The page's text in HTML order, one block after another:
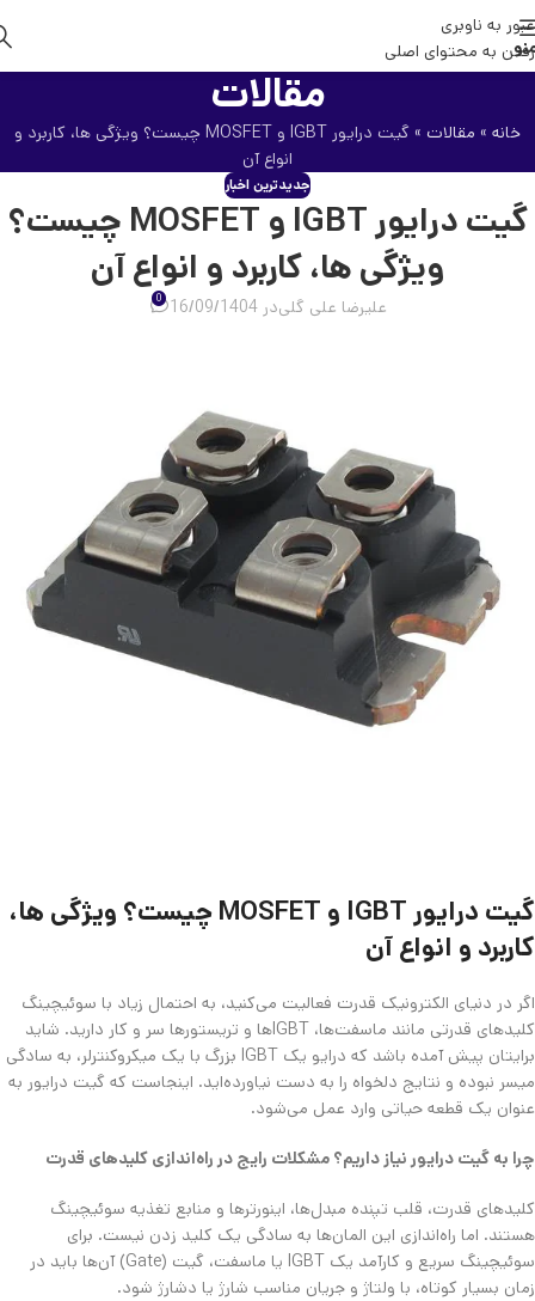
عبور به ناوبری
رفتن به محتوای اصلی
مقالات
خانه » مقالات »
گیت درایور IGBT و MOSFET چیست؟ ویژگی ها، کاربرد و
انواع آن
جدیدترین اخبار
گیت درایور IGBT و MOSFET چیست؟
ویژگی ها، کاربرد و انواع آن
علیرضا علی گلیدر 16/09/1404 0
گیت درایور IGBT و MOSFET چیست؟ ویژگی ها،
کاربرد و انواع آن
اگر در دنیای الکترونیک قدرت فعالیت می‌کنید، به احتمال زیاد با سوئیچینگ
کلیدهای قدرتی مانند ماسفت‌ها، IGBTها و تریستورها سر و کار دارید. شاید
برایتان پیش آمده باشد که درایو یک IGBT بزرگ با یک میکروکنترلر، به سادگی
میسر نبوده و نتایج دلخواه را به دست نیاورده‌اید. اینجاست که گیت درایور به
عنوان یک قطعه حیاتی وارد عمل می‌شود.
​چرا به گیت درایور نیاز داریم؟ مشکلات رایج در راه‌اندازی کلیدهای قدرت
کلیدهای قدرت، قلب تپنده مبدل‌ها، اینورترها و منابع تغذیه سوئیچینگ
هستند. اما راه‌اندازی این المان‌ها به سادگی یک کلید زدن نیست. برای
سوئیچینگ سریع و کارآمد یک IGBT یا ماسفت، گیت (Gate) آن‌ها باید در
زمان بسیار کوتاه، با ولتاژ و جریان مناسب شارژ یا دشارژ شود.